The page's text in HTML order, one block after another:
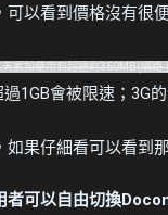
以看到價格沒有很便
天累加使用到超過約360MB(網路
1GB會被限速；3G
果仔細看可以看到
者可以自由切換